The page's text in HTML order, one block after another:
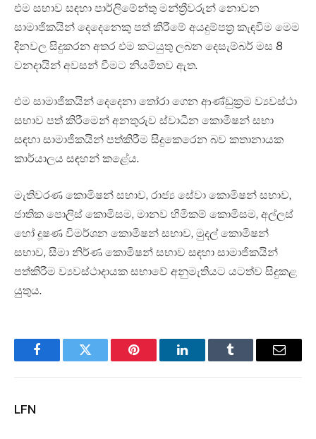
එම සභාව සඳහා පාර්ලිමේන්තු මන්ත්‍රීවරුන් නොවන
සාමාජිකයින් දෙදෙනෙකු පත් කිරීමේ අයදුම්පත්‍ර කැඳවීම මෙම
දිනවල සිදුකරන අතර එම කටයුතු ලබන දෙසැම්බර් මස 8
වනදායින් අවසන් වීමට නියමිතව ඇත.
එම සාමාජිකයින් දෙදෙනා තෝරා ගෙන ආණ්ඩුක්‍රම ව්‍යවස්ථා
සභාව පත් කිරීමෙන් අනතුරුව ස්වාධීන කොමිෂන් සභා
සඳහා සාමාජිකයින් පත්කිරීම සිදුකෙරෙන බව කතානායක
කාර්යාලය සඳහන් කළේය.
මැතිවරණ කොමිෂන් සභාව, රාජ්‍ය සේවා කොමිෂන් සභාව,
ජාතික පොලිස් කොමිසම, මානව හිමිකම් කොමිසම, අල්ලස්
හෝ දූෂණ විමර්ශන කොමිෂන් සභාව, මුදල් කොමිෂන්
සභාව, සීමා නිර්ණ කොමිෂන් සභාව සඳහා සාමාජිකයින්
පත්කිරීම ව්‍යවස්ථාදායක සභාවේ අනුමැතියට යටත්ව සිදුකළ
යුතුය.
FacebookTwitter Pinterest LinkedInTumblr Email
LFN